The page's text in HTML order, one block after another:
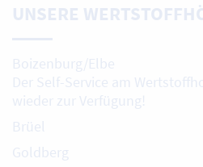
UNSERE
Boizenburg/Elbe
Der Self-Service am
wieder zur Verfügung!
Brüel
Goldberg